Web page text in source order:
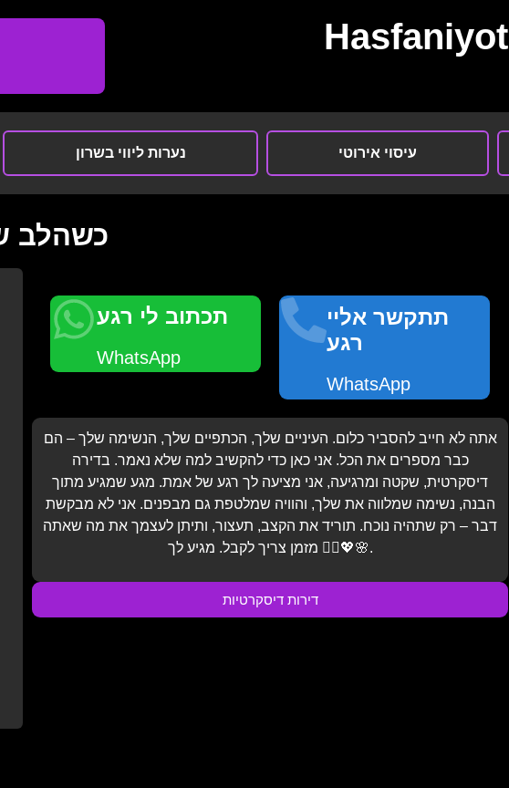
Hasfaniyot
נערות ליווי בשרון עיסוי אירוטי
כשהלב
תכתוב לי רגע
WhatsApp
תתקשר אליי
רגע
WhatsApp
אתה לא חייב להסביר כלום. העיניים שלך, הכתפיים שלך, הנשימה שלך – הם
כבר מספרים את הכל. אני כאן כדי להקשיב למה שלא נאמר. בדירה
דיסקרטית, שקטה ומרגיעה, אני מציעה לך רגע של אמת. מגע שמגיע מתוך
הבנה, נשימה שמלווה את שלך, והוויה שמלטפת גם מבפנים. אני לא מבקשת
דבר – רק שתהיה נוכח. תוריד את הקצב, תעצור, ותיתן לעצמך את מה שאתה
מזמן צריך לקבל. מגיע לך 💆‍♂️💖🌸.
דירות דיסקרטיות